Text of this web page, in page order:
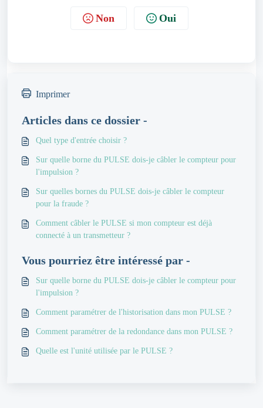
Non Oui
Imprimer
Articles dans ce dossier -
Quel type d'entrée choisir ?
Sur quelle borne du PULSE dois-je câbler le compteur pour
l'impulsion ?
Sur quelles bornes du PULSE dois-je câbler le compteur
pour la fraude ?
Comment câbler le PULSE si mon compteur est déjà
connecté à un transmetteur ?
Vous pourriez être intéressé par -
Sur quelle borne du PULSE dois-je câbler le compteur pour
l'impulsion ?
Comment paramétrer de l'historisation dans mon PULSE ?
Comment paramétrer de la redondance dans mon PULSE ?
Quelle est l'unité utilisée par le PULSE ?